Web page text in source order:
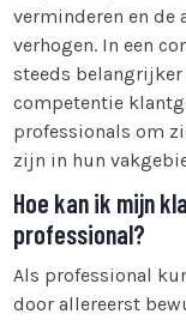
verminderen en de
verhogen. In een
steeds belangrijker
competentie
professionals om
zijn in hun
Hoe kan ik mijn
professional?
Als professional
door allereerst